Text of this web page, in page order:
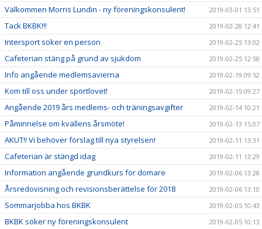
Välkommen Morris Lundin - ny föreningskonsulent! 2019-03-01 13:51
Tack BKBK!!! 2019-02-28 12:41
Intersport söker en person 2019-02-25 13:02
Cafeterian stäng på grund av sjukdom 2019-02-25 12:50
Info angående medlemsavierna 2019-02-19 09:52
Kom till oss under sportlovet! 2019-02-15 09:27
Angående 2019 års medlems- och träningsavgifter 2019-02-14 10:21
Påminnelse om kvällens årsmöte! 2019-02-13 15:07
AKUT!! Vi behöver förslag till nya styrelsen! 2019-02-11 13:31
Cafeterian är stängd idag 2019-02-11 13:29
Information angående grundkurs för domare 2019-02-06 13:28
Årsredovisning och revisionsberättelse för 2018 2019-02-06 13:10
Sommarjobba hos BKBK 2019-02-05 10:43
BKBK söker ny föreningskonsulent 2019-02-05 10:13